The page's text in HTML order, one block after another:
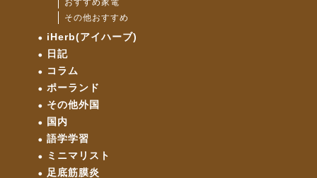
おすすめ家電
その他おすすめ
iHerb(アイハーブ)
日記
コラム
ポーランド
その他外国
国内
語学学習
ミニマリスト
足底筋膜炎